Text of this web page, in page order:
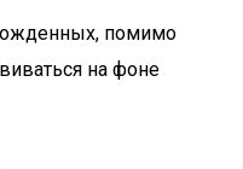
помимо
на фоне